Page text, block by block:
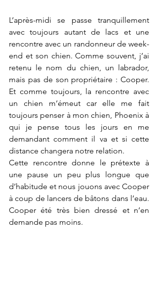
L’après-midi se passe tranquillement
avec toujours autant de lacs et une
rencontre avec un randonneur de week-
end et son chien. Comme souvent, j’ai
retenu le nom du chien, un labrador,
mais pas de son propriétaire : Cooper.
Et comme toujours, la rencontre avec
un chien m’émeut car elle me fait
toujours penser à mon chien, Phoenix à
qui je pense tous les jours en me
demandant comment il va et si cette
distance changera notre relation.
Cette rencontre donne le prétexte à
une pause un peu plus longue que
d’habitude et nous jouons avec Cooper
à coup de lancers de bâtons dans l’eau.
Cooper été très bien dressé et n’en
demande pas moins.